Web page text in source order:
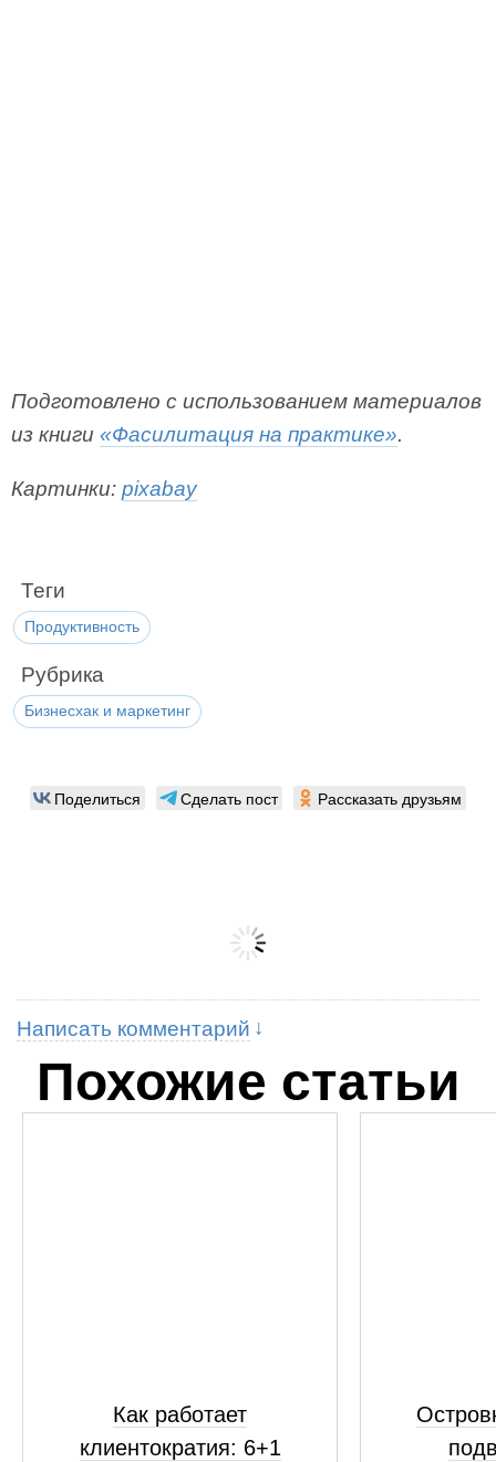
Подготовлено с использованием материалов
из книги «Фасилитация на практике».
Картинки: pixabay
Теги
Продуктивность
Рубрика
Бизнесхак и маркетинг
Поделиться Сделать пост Рассказать друзьям
Написать комментарий
Похожие статьи
Как работает
клиентократия: 6+1